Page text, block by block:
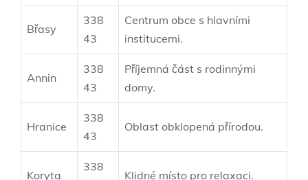
Břasy
338
43
Centrum obce s ‍hlavními
institucemi.
Annin
338
‌43
Příjemná část ⁤s⁤ rodinnými⁣
domy.
Hranice
338
43
Oblast obklopená‌ přírodou.
Koryta
338
Klidné místo pro relaxaci.